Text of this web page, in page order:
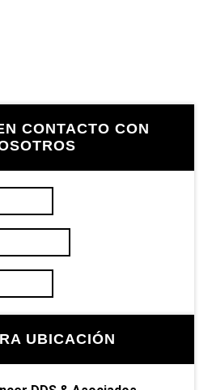
CONTACTO CON
UBICACIÓN